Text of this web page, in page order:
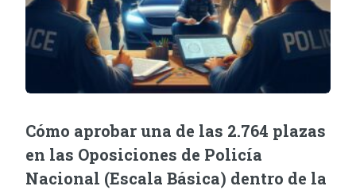
Cómo aprobar una de las 2.764 plazas
en las Oposiciones de Policía
Nacional (Escala Básica) dentro de la